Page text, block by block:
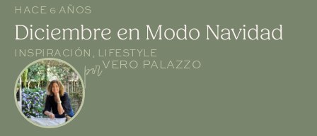
HACE 6 AÑOS
Diciembre en Modo Navidad
INSPIRACIÓN LIFESTYLE
porVERO PALAZZO